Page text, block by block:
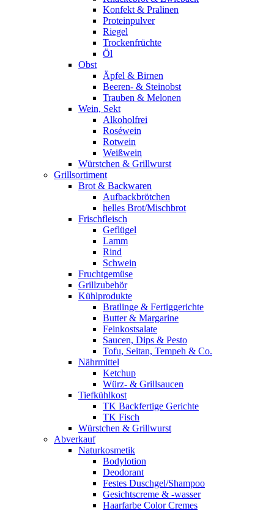
Konfekt & Pralinen
Proteinpulver
Riegel
Trockenfrüchte
Öl
Obst
Äpfel & Birnen
Beeren- & Steinobst
Trauben & Melonen
Wein, Sekt
Alkoholfrei
Roséwein
Rotwein
Weißwein
Würstchen & Grillwurst
Grillsortiment
Brot & Backwaren
Aufbackbrötchen
helles Brot/Mischbrot
Frischfleisch
Geflügel
Lamm
Rind
Schwein
Fruchtgemüse
Grillzubehör
Kühlprodukte
Bratlinge & Fertiggerichte
Butter & Margarine
Feinkostsalate
Saucen, Dips & Pesto
Tofu, Seitan, Tempeh & Co.
Nährmittel
Ketchup
Würz- & Grillsaucen
Tiefkühlkost
TK Backfertige Gerichte
TK Fisch
Würstchen & Grillwurst
Abverkauf
Naturkosmetik
Bodylotion
Deodorant
Festes Duschgel/Shampoo
Gesichtscreme & -wasser
Haarfarbe Color Cremes